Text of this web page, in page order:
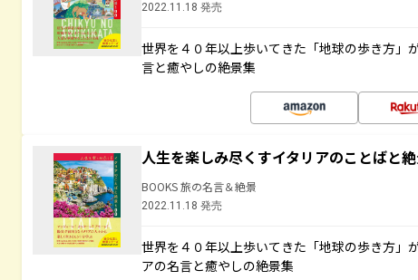
2022.11.18 発売
世界を４０年以上歩いてきた「地球の歩き方」
言と癒やしの絶景集
人生を楽しみ尽くすイタリアのことばと
BOOKS 旅の名言＆絶景
2022.11.18 発売
世界を４０年以上歩いてきた「地球の歩き方」
アの名言と癒やしの絶景集